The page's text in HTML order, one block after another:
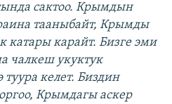
сактоо. Крымдын
тааныбайт, Крымды
катары карайт. Бизге эми
чалкеш укуктук
келет. Биздин
Крымдагы аскер